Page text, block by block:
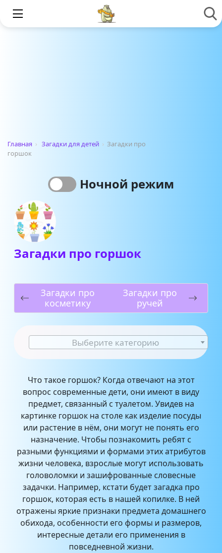
Главная › Загадки для детей › Загадки про
горшок
Ночной режим
Загадки про горшок
Загадки про
косметику
Загадки про
ручей
Выберите категорию
Что такое горшок? Когда отвечают на этот
вопрос современные дети, они имеют в виду
предмет, связанный с туалетом. Увидев на
картинке горшок на столе как изделие посуды
или растение в нём, они могут не понять его
назначение. Чтобы познакомить ребят с
разными функциями и формами этих атрибутов
жизни человека, взрослые могут использовать
головоломки и зашифрованные словесные
задачки. Например, кстати будет загадка про
горшок, которая есть в нашей копилке. В ней
отражены яркие признаки предмета домашнего
обихода, особенности его формы и размеров,
интересные детали его применения в
повседневной жизни.